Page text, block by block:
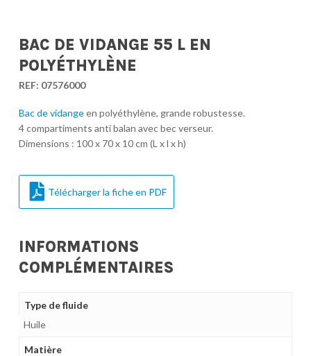
BAC DE VIDANGE 55 L EN
POLYÉTHYLÈNE
REF: 07576000
Bac de vidangeen polyéthylène, grande robustesse.
4 compartiments anti balan avec bec verseur.
Dimensions : 100 x 70 x 10 cm (L x l x h)
Télécharger la fiche en PDF
INFORMATIONS
COMPLÉMENTAIRES
Type de fluide
Huile
Matière